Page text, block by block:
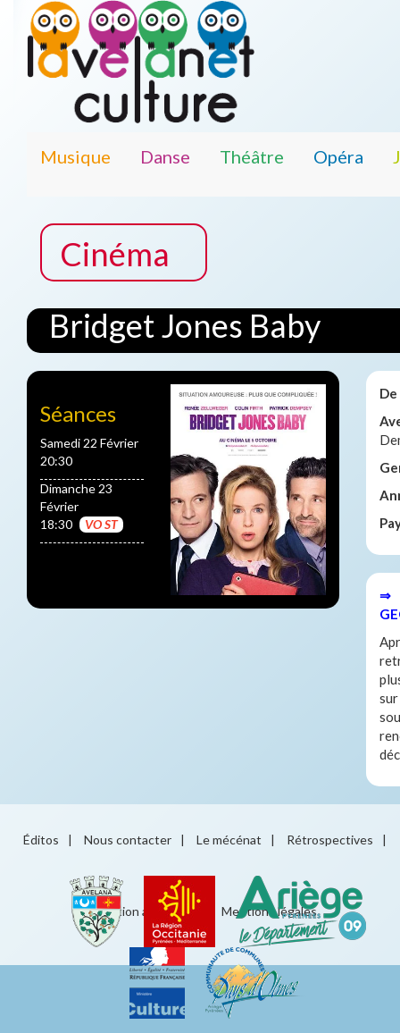
Musique Danse Théâtre Opéra
Cinéma
Bridget Jones Baby
Séances
Samedi 22 Février
20:30
Dimanche 23
Février
18:30
VO ST
De
⇒
Éditos | Nous contacter | Le mécénat | Rétrospectives |
Éducation artistique Mentions légales